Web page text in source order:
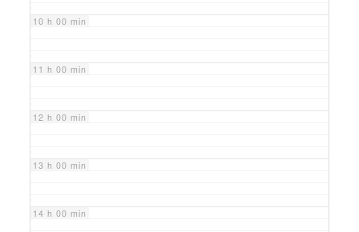
10 h 00 min
11 h 00 min
12 h 00 min
13 h 00 min
14 h 00 min